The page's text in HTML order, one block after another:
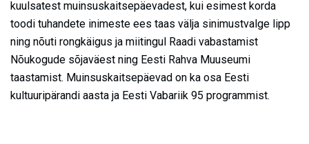
kuulsatest muinsuskaitsepäevadest, kui esimest korda
toodi tuhandete inimeste ees taas välja sinimustvalge lipp
ning nõuti rongkäigus ja miitingul Raadi vabastamist
Nõukogude sõjaväest ning Eesti Rahva Muuseumi
taastamist. Muinsuskaitsepäevad on ka osa Eesti
kultuuripärandi aasta ja Eesti Vabariik 95 programmist.